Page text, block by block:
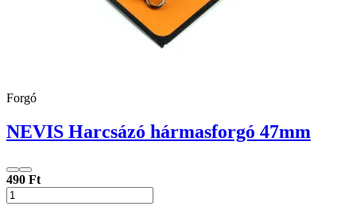
Forgó
NEVIS Harcsázó hármasforgó 47mm
490 Ft